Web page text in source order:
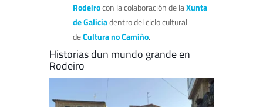
Rodeirocon la colaboración de laXunta
de Galiciadentro del ciclo cultural
deCultura no Camiño.
Historias dun mundo grande en
Rodeiro